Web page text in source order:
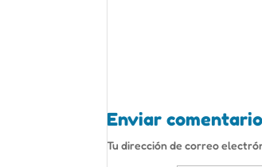
Enviar comentario
Tu dirección de correo